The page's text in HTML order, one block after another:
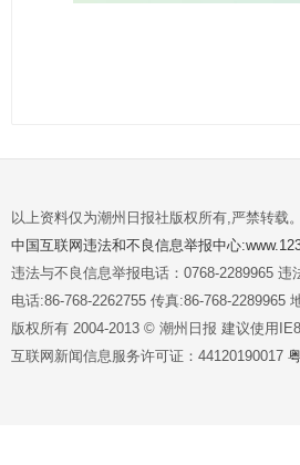
以上资料仅为潮州日报社版权所有,严禁转载
中国互联网违法和不良信息举报中心
违法与不良信息举报电话：0768-2289965
电话:86-768-2262755 传真:86-768-2289965
版权所有 2004-2013 © 潮州日报 建议使用
互联网新闻信息服务许可证：44120190017